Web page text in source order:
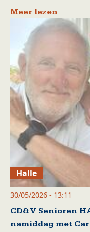
Meer lezen
Halle
30/05/2026 - 13:11
CD&V Senioren
namiddag met